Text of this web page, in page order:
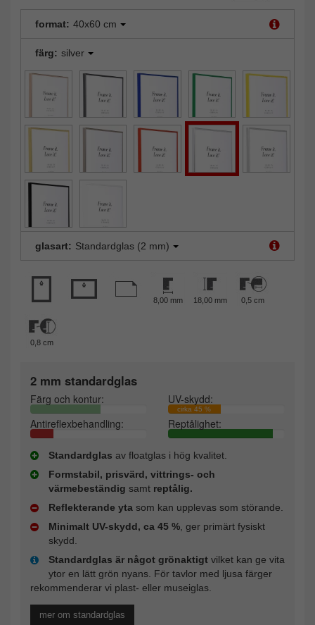
format: 40x60 cm
färg: silver
glasart: Standardglas (2 mm)
8,00 mm 18,00 mm 0,5 cm
0,8 cm
2 mm standardglas
Färg och kontur: UV-skydd:
cirka 45 %
Antireflexbehandling: Reptålighet:
Standardglas av floatglas i hög kvalitet.
Formstabil, prisvärd, vittrings- och
värmebeständig samt reptålig.
Reflekterande yta som kan upplevas som störande.
Minimalt UV-skydd, ca 45 % , ger primärt fysiskt
skydd.
Standardglas är något grönaktigt vilket kan ge vita
ytor en lätt grön nyans. För tavlor med ljusa färger
rekommenderar vi plast- eller museiglas.
mer om standardglas